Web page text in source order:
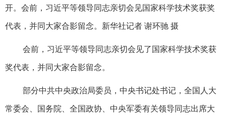
开。会前，习近平等领导同志亲切会见国家科学技术奖获奖
代表，并同大家合影留念。新华社记者 谢环驰 摄
会前，习近平等领导同志亲切会见了国家科学技术奖获
奖代表，并同大家合影留念。
部分中共中央政治局委员，中央书记处书记，全国人大
常委会、国务院、全国政协、中央军委有关领导同志出席大